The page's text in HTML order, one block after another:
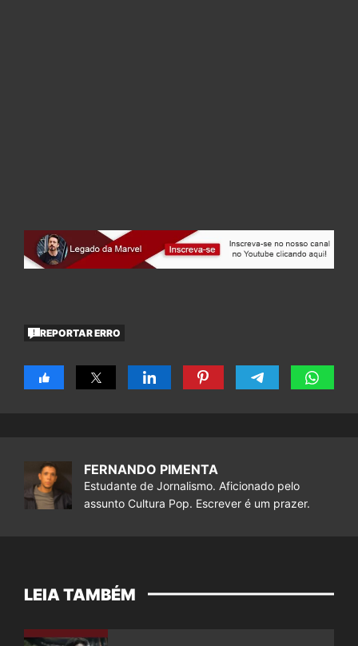
REPORTAR ERRO
FERNANDO PIMENTA
Estudante de Jornalismo. Aficionado pelo
assunto Cultura Pop. Escrever é um prazer.
LEIA TAMBÉM